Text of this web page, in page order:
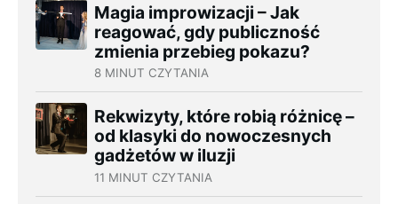
Magia improwizacji – Jak
reagować, gdy publiczność
zmienia przebieg pokazu?
8 MINUT CZYTANIA
Rekwizyty, które robią różnicę –
od klasyki do nowoczesnych
gadżetów w iluzji
11 MINUT CZYTANIA